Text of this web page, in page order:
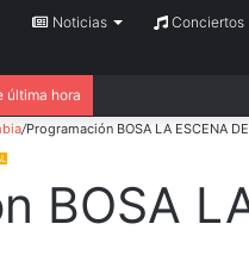
Noticias Conciertos
última hora
/Programación BOSA LA ESCENA
BOSA